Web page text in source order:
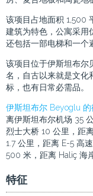
该项目占地面积 1,500
建筑为特色，公寓采用
还包括一部电梯和一个
该项目位于伊斯坦布尔
名，自古以来就是文化
标，也有日常必需品。
伊斯坦布尔 Beyoglu
离伊斯坦布尔机场 35
烈士大桥 10 公里，距
1.7 公里，距离 E-5 高
500 米，距离 Haliç 海
特征